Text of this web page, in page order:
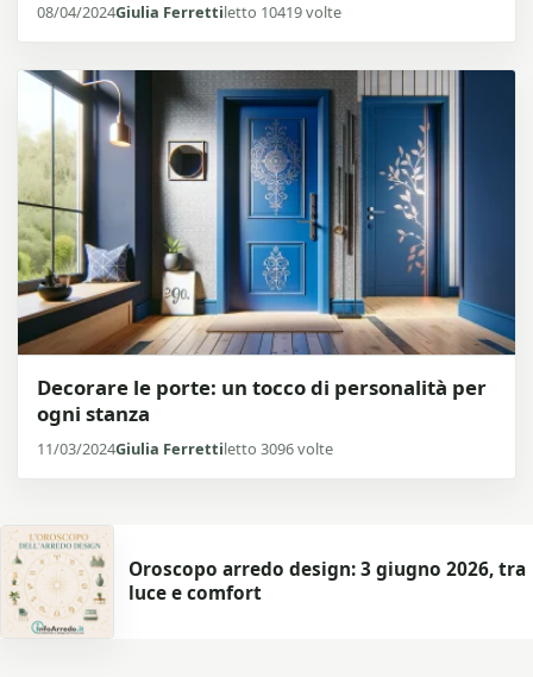
08/04/2024Giulia Ferrettiletto 10419 volte
Decorare le porte: un tocco di personalità per
ogni stanza
11/03/2024Giulia Ferrettiletto 3096 volte
Oroscopo arredo design: 3 giugno 2026, tra
luce e comfort